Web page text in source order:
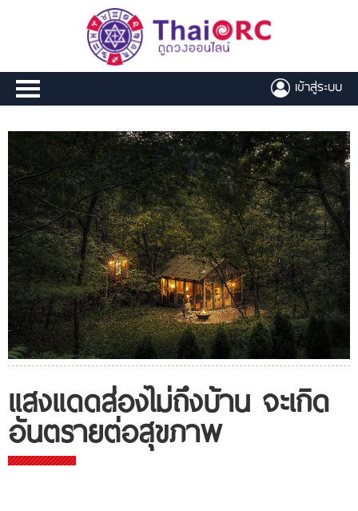
เข้าสู่ระบบ
แสงแดดส่องไม่ถึงบ้าน จะเกิด
อันตรายต่อสุขภาพ